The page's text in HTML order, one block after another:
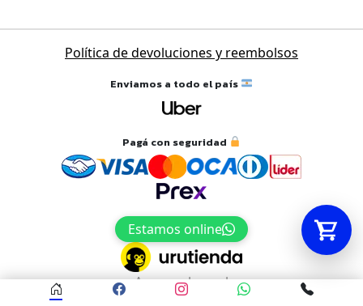
NavegaciónPolítica de devoluciones y reembolsos
Enviamos a todo el país
Pagá con seguridad
Estamos online
Acceso al panel
automáticamente.